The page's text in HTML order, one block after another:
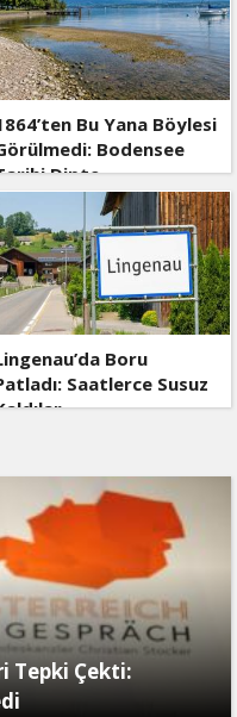
Bu Yana Böylesi
Bodensee
Dipte
Boru
Saatlerce Susuz
Tepki Çekti: